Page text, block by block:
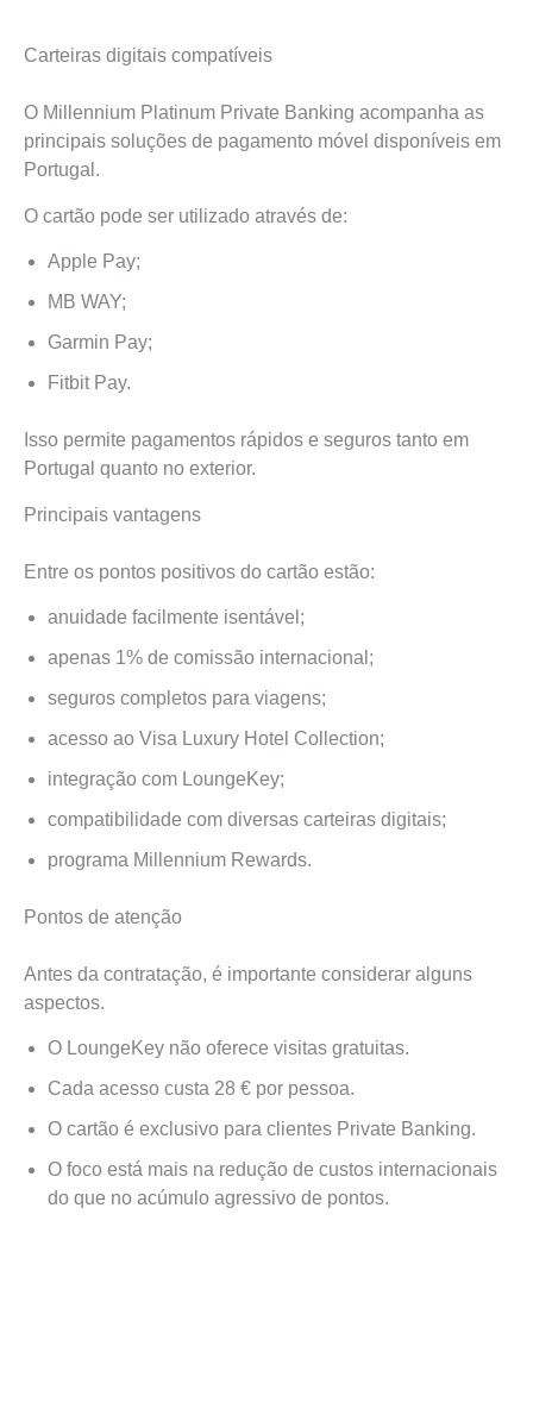
Carteiras digitais compatíveis
O Millennium Platinum Private Banking acompanha as
principais soluções de pagamento móvel disponíveis em
Portugal.
O cartão pode ser utilizado através de:
Apple Pay;
MB WAY;
Garmin Pay;
Fitbit Pay.
Isso permite pagamentos rápidos e seguros tanto em
Portugal quanto no exterior.
Principais vantagens
Entre os pontos positivos do cartão estão:
anuidade facilmente isentável;
apenas 1% de comissão internacional;
seguros completos para viagens;
acesso ao Visa Luxury Hotel Collection;
integração com LoungeKey;
compatibilidade com diversas carteiras digitais;
programa Millennium Rewards.
Pontos de atenção
Antes da contratação, é importante considerar alguns
aspectos.
O LoungeKey não oferece visitas gratuitas.
Cada acesso custa 28 € por pessoa.
O cartão é exclusivo para clientes Private Banking.
O foco está mais na redução de custos internacionais
do que no acúmulo agressivo de pontos.